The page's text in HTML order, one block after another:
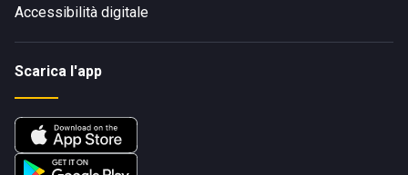
Accessibilità digitale
Scarica l'app